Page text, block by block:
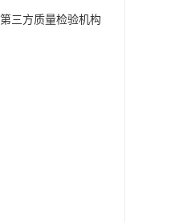
三方质量检验机构